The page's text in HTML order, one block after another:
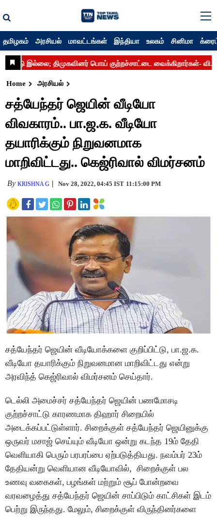
தமிழகம் அரசியல் மாவட்டங்கள் இந்தியா உலகம் சினிமா
Home அரசியல்
சத்யேந்தர் ஜெயின் வீடியோ
விவகாரம்.. பா.ஜ.க. வீடியோ
தயாரிக்கும் நிறுவனமாக
மாறிவிட்டது.. கெஜ்ரிவால் விமர்சனம்
ByKRISHNA G Nov 28, 2022, 04:45 IST 11:15:00 PM
சத்யேந்தர் ஜெயின் வீடியோக்களை குறிப்பிட்டு, பா.ஜ.க.
வீடியோ தயாரிக்கும் நிறுவனமான மாறிவிட்டது என்று
அரவிந்த் கெஜ்ரிவால் விமர்சனம் செய்தார்.
டெல்லி அமைச்சர் சத்யேந்தர் ஜெயின் பணமோசடி
குற்றச்சாட்டு காரணமாக திஹார் சிறையில்
அடைக்கப்பட்டுள்ளார். சிறைக்குள் சத்யேந்தர் ஜெயினுக்கு
ஒருவர் மசாஜ் செய்யும் வீடியோ ஒன்று கடந்த 19ம் தேதி
வெளியாகி பெரும் பரபரப்பை ஏற்படுத்தியது. நவம்பர் 23ம்
தேதியன்று வெளியான வீடியோவில், சிறைக்குள் பல
உணவு வகைகள், பழங்கள் மற்றும் சூப் போன்றவை
வரவழைத்து சத்யேந்தர் ஜெயின் சாப்பிடும் காட்சிகள் இடம்
பெற்று இருந்தது. மேலும், சிறைக்குள் விருந்தினர்களை